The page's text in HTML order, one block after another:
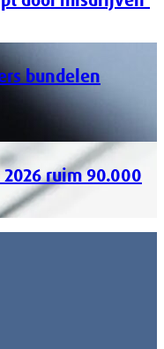
bundelen
ruim 90.000